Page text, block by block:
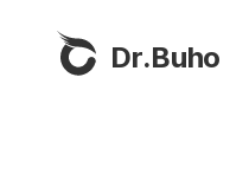
Dr.Buho